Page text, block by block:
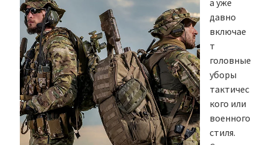
давно
включае
т
головные
уборы
тактичес
кого или
военного
стиля.